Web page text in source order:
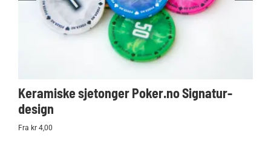
Keramiske sjetonger Poker.no Signatur-
design
Fra kr 4,00